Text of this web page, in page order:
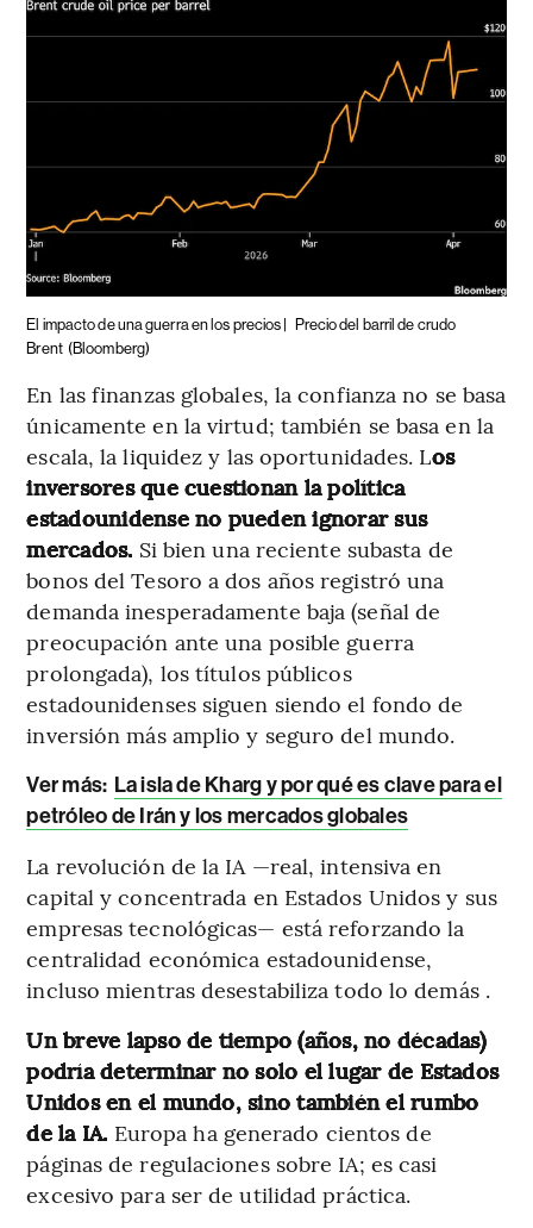
El impacto de una guerra en los precios |
Precio del barril de crudo
Brent (Bloomberg)
En las finanzas globales, la confianza no se basa
únicamente en la virtud; también se basa en la
escala, la liquidez y las oportunidades. Los
inversores que cuestionan la política
estadounidense no pueden ignorar sus
mercados. Si bien una reciente subasta de
bonos del Tesoro a dos años registró una
demanda inesperadamente baja (señal de
preocupación ante una posible guerra
prolongada), los títulos públicos
estadounidenses siguen siendo el fondo de
inversión más amplio y seguro del mundo.
Ver más: La isla de Kharg y por qué es clave para el
petróleo de Irán y los mercados globales
La revolución de la IA —real, intensiva en
capital y concentrada en Estados Unidos y sus
empresas tecnológicas— está reforzando la
centralidad económica estadounidense,
incluso mientras desestabiliza todo lo demás .
Un breve lapso de tiempo (años, no décadas)
podría determinar no solo el lugar de Estados
Unidos en el mundo, sino también el rumbo
de la IA. Europa ha generado cientos de
páginas de regulaciones sobre IA; es casi
excesivo para ser de utilidad práctica.